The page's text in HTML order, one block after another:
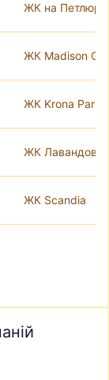
ЖК на
ЖК Madison
ЖК Krona Park
ЖК Лавандовий
ЖК Scandia